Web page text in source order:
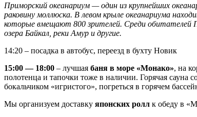
Приморский океанариум — один из крупнейших
раковину моллюска. В левом крыле океанариума
которые вмещают 800 зрителей. Среди обитателей
озера Байкал, реки Амур и другие.
14:20 – посадка в автобус, переезд в бухту Новик
15:00 — 18:00 – лучшая баня в море «Монако», на
полотенца и тапочки тоже в наличии. Горячая
бокальчиком «игристого», погреться в горячем
Мы организуем доставку японских ролл к обеду в